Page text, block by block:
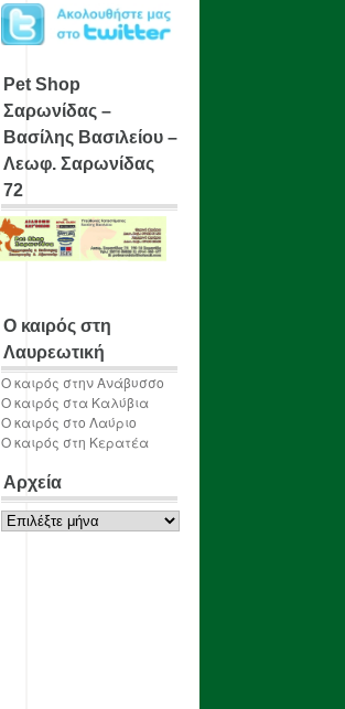
Pet Shop
Σαρωνίδας –
Βασίλης Βασιλείου –
Λεωφ. Σαρωνίδας
72
Ο καιρός στη
Λαυρεωτική
Ο καιρός στην Ανάβυσσο
Ο καιρός στα Καλύβια
Ο καιρός στο Λαύριο
Ο καιρός στη Κερατέα
Αρχεία
Αρχεία